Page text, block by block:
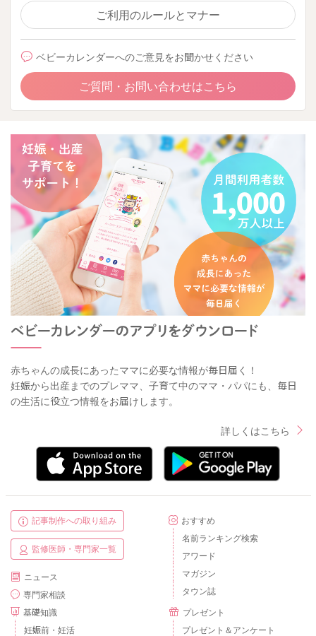
ご利用のルールとマナー
ベビーカレンダーへのご意見をお聞かせください
ご質問・お問い合わせはこちら
赤ちゃんの成長にあったママに必要な情報が毎日届く！
妊娠から出産までのプレママ、子育て中のママ・パパにも、毎日
の生活に役立つ情報をお届けします。
詳しくはこちら
記事制作への取り組み
監修医師・専門家一覧
ニュース
専門家相談
基礎知識
妊娠前・妊活
おすすめ
名前ランキング検索
アワード
マガジン
タウン誌
プレゼント
プレゼント＆アンケート